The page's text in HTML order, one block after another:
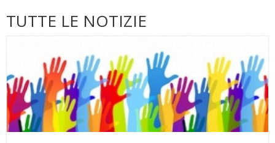
TUTTE LE NOTIZIE